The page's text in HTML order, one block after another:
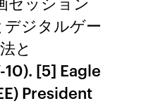
デジタルゲー
と
[5] Eagle
President